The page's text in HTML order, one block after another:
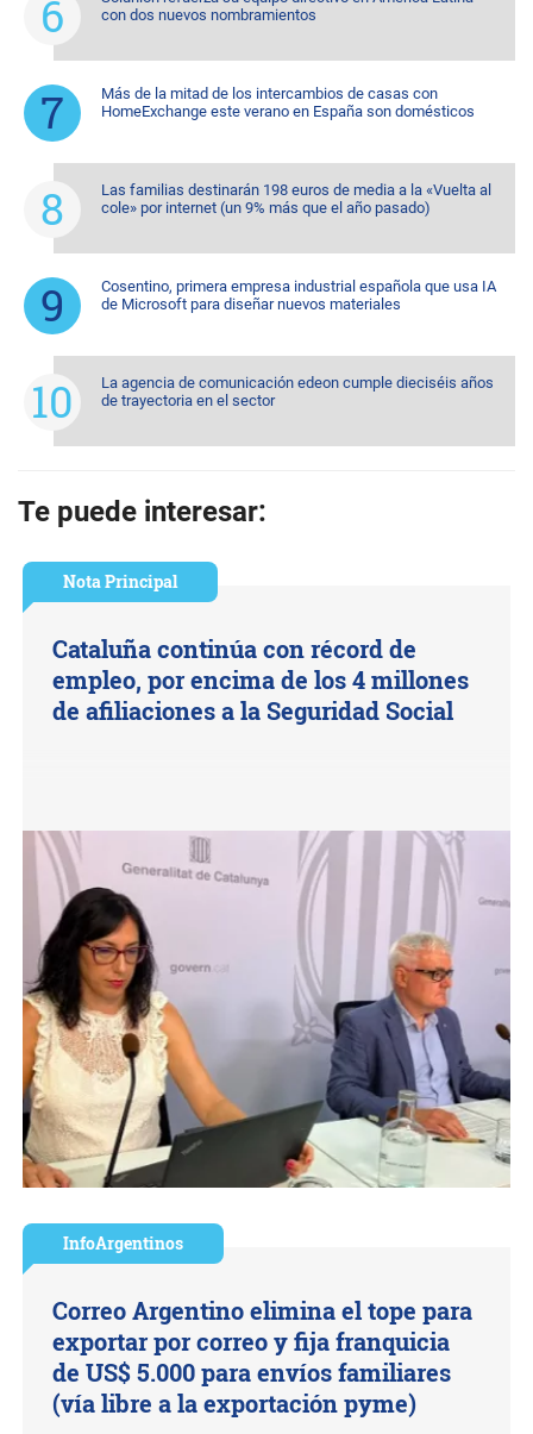
con dos nuevos nombramientos
Más de la mitad de los intercambios de casas con
HomeExchange este verano en España son domésticos
Las familias destinarán 198 euros de media a la «Vuelta al
cole» por internet (un 9% más que el año pasado)
Cosentino, primera empresa industrial española que usa IA
de Microsoft para diseñar nuevos materiales
La agencia de comunicación edeon cumple dieciséis años
de trayectoria en el sector
Te puede interesar:
Nota Principal
Cataluña continúa con récord de
empleo, por encima de los 4 millones
de afiliaciones a la Seguridad Social
InfoArgentinos
Correo Argentino elimina el tope para
exportar por correo y fija franquicia
de US$ 5.000 para envíos familiares
(vía libre a la exportación pyme)